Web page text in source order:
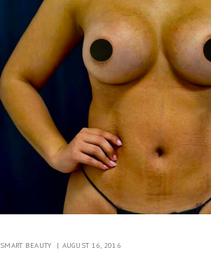
C
T
H
O
SMART BEAUTY AUGUST 16, 2016